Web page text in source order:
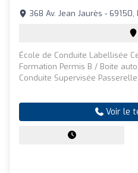
368 Av. Jean Jaurès - 69150,
École de Conduite Labellisée
Formation Permis B / Boite
Conduite Supervisée
Voir le